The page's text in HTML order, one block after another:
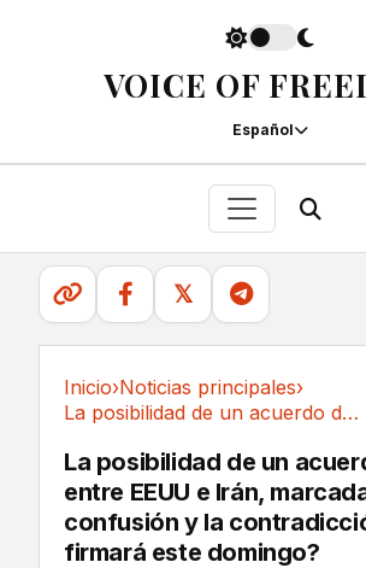
VOICE OF
Español
𝕏
Inicio›Noticias principales›
La posibilidad de un acuerdo de paz entre EEUU...
La posibilidad de un
entre EEUU e Irán,
confusión y la
firmará este domingo?